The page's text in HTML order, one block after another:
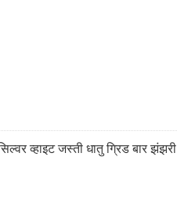
व्हाइट जस्ती धातु ग्रिड बार झंझरी